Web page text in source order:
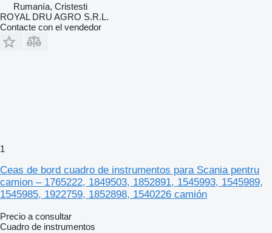
Rumanía, Cristesti
ROYAL DRU AGRO S.R.L.
Contacte con el vendedor
1
Ceas de bord cuadro de instrumentos para Scania pentru
camion – 1765222, 1849503, 1852891, 1545993, 1545989,
1545985, 1922759, 1852898, 1540226 camión
Precio a consultar
Cuadro de instrumentos